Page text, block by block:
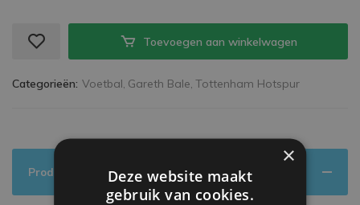
Toevoegen aan winkelwagen
Categorieën: Voetbal, Gareth Bale, Tottenham Hotspur
Productinformatie
×
Deze website maakt
gebruik van cookies.